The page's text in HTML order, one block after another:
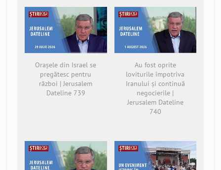
Orașele din Israel se
pregătesc pentru
război | Jerusalem
Dateline 739
Au fost oprite
loviturile împotriva
Iranului și continuă
negocierile |
Jerusalem Dateline
740